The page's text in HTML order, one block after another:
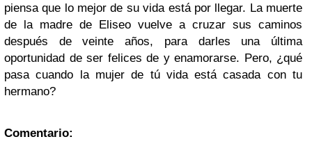
piensa que lo mejor de su vida está por llegar. La muerte
de la madre de Eliseo vuelve a cruzar sus caminos
después de veinte años, para darles una última
oportunidad de ser felices de y enamorarse. Pero, ¿qué
pasa cuando la mujer de tú vida está casada con tu
hermano?
Comentario: